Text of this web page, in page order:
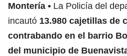
Montería
La Policía del
incautó 13.980 cajetillas de
contrabando en el barrio
del municipio de